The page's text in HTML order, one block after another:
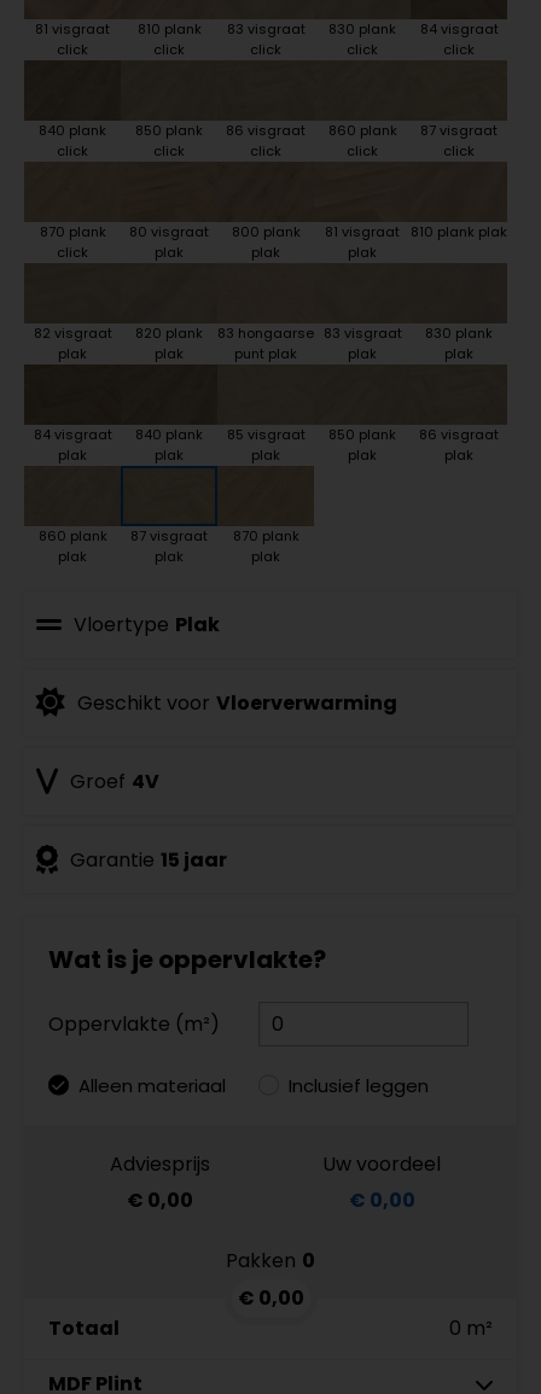
81 visgraat
click
810 plank
click
83 visgraat
click
830 plank
click
84 visgraat
click
840 plank
click
850 plank
click
86 visgraat
click
860 plank
click
87 visgraat
click
870 plank
click
80 visgraat
plak
800 plank
plak
81 visgraat
plak
810 plank plak
82 visgraat
plak
820 plank
plak
83 hongaarse
punt plak
83 visgraat
plak
830 plank
plak
84 visgraat
plak
840 plank
plak
85 visgraat
plak
850 plank
plak
86 visgraat
plak
860 plank
plak
87 visgraat
plak
870 plank
plak
Vloertype Plak
Geschikt voor Vloerverwarming
Groef 4V
Garantie 15 jaar
Wat is je oppervlakte?
Oppervlakte (m²)
Alleen materiaal Inclusief leggen
Adviesprijs
€ 0,00
Uw voordeel
€ 0,00
Pakken 0
€ 0,00
Totaal
0 m²
MDF Plint